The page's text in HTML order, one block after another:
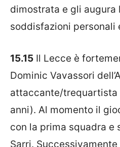
dimostrata e gli augura
soddisfazioni personali
15.15 Il Lecce è
Dominic Vavassori
attaccante/trequartista
anni). Al momento il
con la prima squadra e
Sarri.